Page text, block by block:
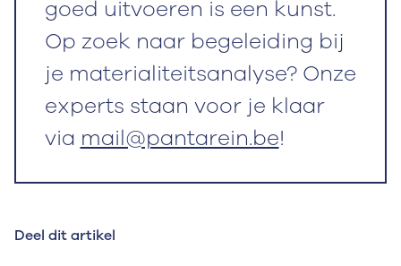
goed uitvoeren is een kunst.
Op zoek naar begeleiding bij
je materialiteitsanalyse? Onze
experts staan voor je klaar
via mail@pantarein.be!
Deel dit artikel